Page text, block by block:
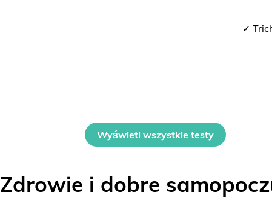
✓
Wyświetl wszystkie testy
Zdrowie i dobre